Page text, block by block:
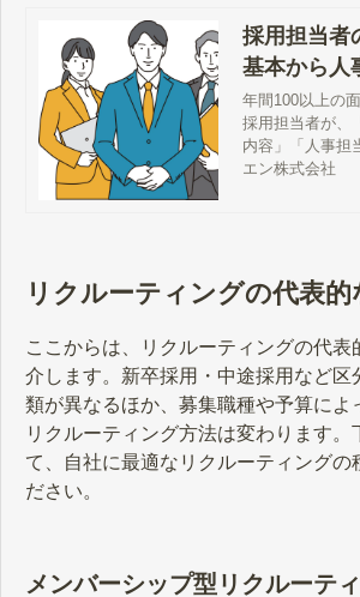
採用担当者
基本から人
になる方法
年間100以上の
採用担当者が、
内容」「人事担
った基礎的な知
エン株式会社
リクルーティングの代表的
ここからは、リクルーティングの代表
介します。新卒採用・中途採用など区
類が異なるほか、募集職種や予算によ
リクルーティング方法は変わります。
て、自社に最適なリクルーティングの
ださい。
メンバーシップ型リクルーテ